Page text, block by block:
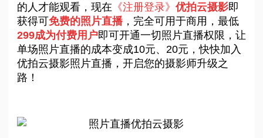
的人才能观看，现在 《注册登录》 优拍云摄影即
获得可免费的照片直播，完全可用于商用，最低
299成为付费用户即可开通一切照片直播权限，让
单场照片直播的成本变成10元、20元，快快加入
优拍云摄影照片直播，开启您的摄影师升级之
路！